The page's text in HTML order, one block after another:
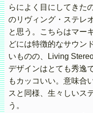
らによく目にしてきた
のリヴィング・ステレ
と思う。こちらはマー
どには特徴的なサウン
いものの、Living
デザインはとても秀逸
もカッコいい。意味合
スと同様、生々しいス
う。